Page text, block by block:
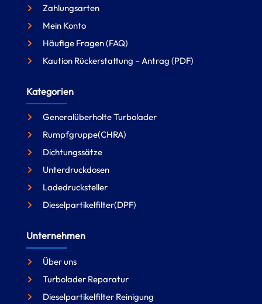
Zahlungsarten
Mein Konto
Häufige Fragen (FAQ)
Kaution Rückerstattung – Antrag (PDF)
Kategorien
Generalüberholte Turbolader
Rumpfgruppe(CHRA)
Dichtungssätze
Unterdruckdosen
Ladedrucksteller
Dieselpartikelfilter(DPF)
Unternehmen
Über uns
Turbolader Reparatur
Dieselpartikelfilter Reinigung